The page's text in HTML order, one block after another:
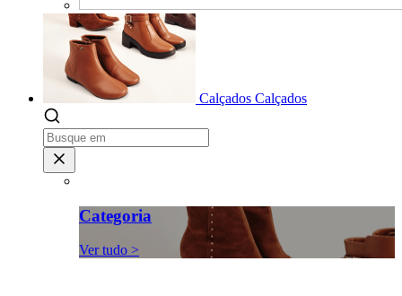
Calçados Calçados
Categoria
Ver tudo >